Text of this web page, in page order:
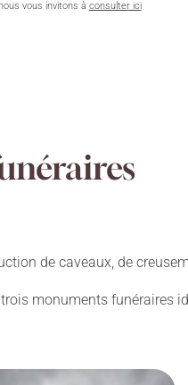
vous invitons à consulter ici
de caveaux, de
monuments funéraires